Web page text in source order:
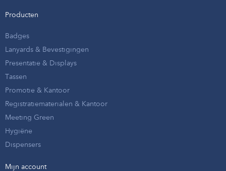
Producten
Badges
Lanyards & Bevestigingen
Presentatie & Displays
Tassen
Promotie & Kantoor
Registratiematerialen & Kantoor
Meeting Green
Hygiëne
Dispensers
Mijn account